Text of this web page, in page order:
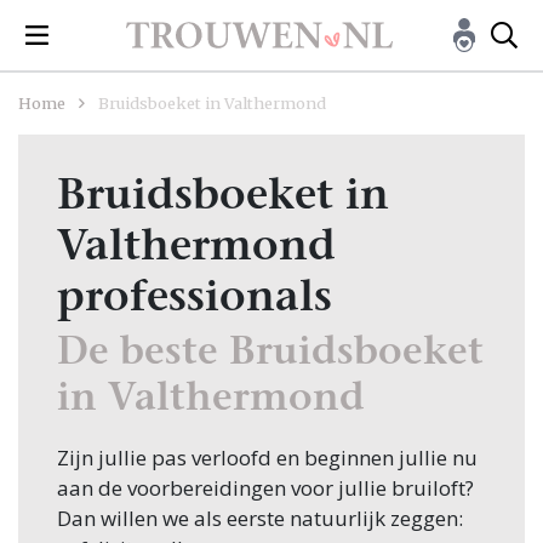
Home Bruidsboeket in Valthermond
Bruidsboeket in
Valthermond
professionals
De beste Bruidsboeket
in Valthermond
Zijn jullie pas verloofd en beginnen jullie nu
aan de voorbereidingen voor jullie bruiloft?
Dan willen we als eerste natuurlijk zeggen: